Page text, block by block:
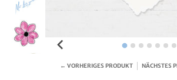
← VORHERIGES PRODUKT NÄCHSTES